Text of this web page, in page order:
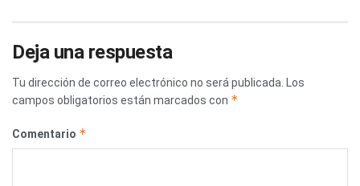
Deja una respuesta
Tu dirección de correo electrónico no será publicada.
Los
campos obligatorios están marcados con *
Comentario *